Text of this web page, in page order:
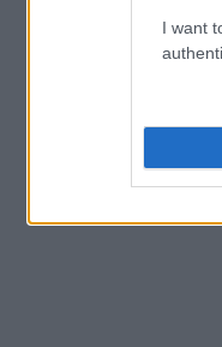
I want